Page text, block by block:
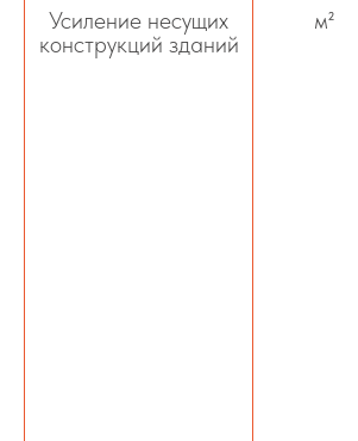
Усиление несущих
конструкций зданий
м²